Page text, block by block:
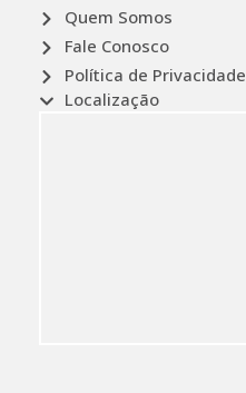
Quem Somos
Fale Conosco
Política de Privacidade
Localização